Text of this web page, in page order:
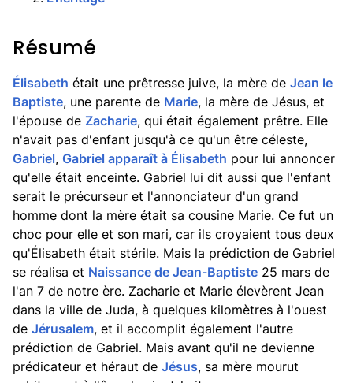
Résumé
Élisabeth était une prêtresse juive, la mère de Jean le
Baptiste, une parente de Marie, la mère de Jésus, et
l'épouse de Zacharie, qui était également prêtre. Elle
n'avait pas d'enfant jusqu'à ce qu'un être céleste,
Gabriel, Gabriel apparaît à Élisabeth pour lui annoncer
qu'elle était enceinte. Gabriel lui dit aussi que l'enfant
serait le précurseur et l'annonciateur d'un grand
homme dont la mère était sa cousine Marie. Ce fut un
choc pour elle et son mari, car ils croyaient tous deux
qu'Élisabeth était stérile. Mais la prédiction de Gabriel
se réalisa et Naissance de Jean-Baptiste 25 mars de
l'an 7 de notre ère. Zacharie et Marie élevèrent Jean
dans la ville de Juda, à quelques kilomètres à l'ouest
de Jérusalem, et il accomplit également l'autre
prédiction de Gabriel. Mais avant qu'il ne devienne
prédicateur et héraut de Jésus, sa mère mourut